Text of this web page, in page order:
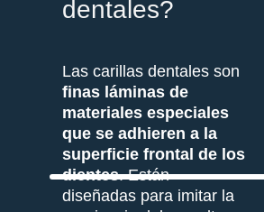
dentales?
Las carillas dentales son
finas láminas de
materiales especiales
que se adhieren a la
superficie frontal de los
dientes. Están
diseñadas para imitar la